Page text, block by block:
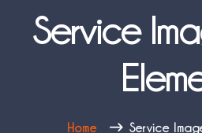
Service
Home Service